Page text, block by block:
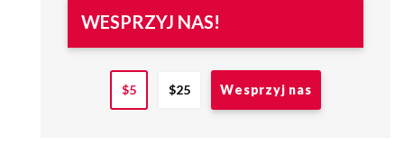
WESPRZYJ NAS!
$5 $25